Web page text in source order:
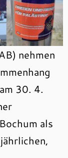
nehmen
30. 4.
als